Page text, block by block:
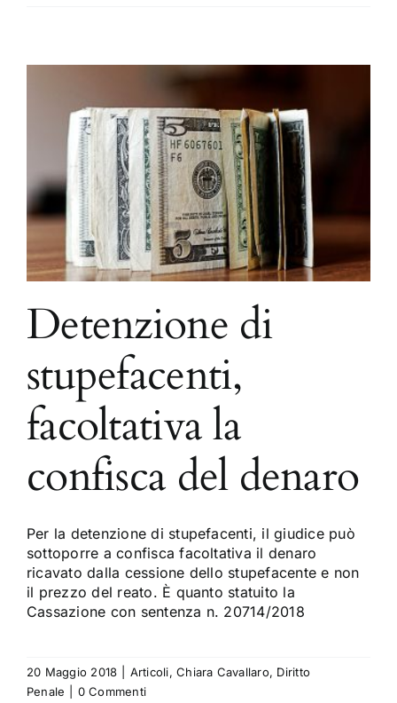
Detenzione di
stupefacenti,
facoltativa la
confisca del denaro
Per la detenzione di stupefacenti, il giudice può
sottoporre a confisca facoltativa il denaro
ricavato dalla cessione dello stupefacente e non
il prezzo del reato. È quanto statuito la
Cassazione con sentenza n. 20714/2018
20 Maggio 2018 Articoli,Chiara Cavallaro, Diritto
Penale
0 Commenti